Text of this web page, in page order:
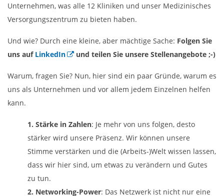
Unternehmen, was alle 12 Kliniken und unser Medizinisches
Versorgungszentrum zu bieten haben.
Und wie? Durch eine kleine, aber mächtige Sache: Folgen Sie
uns auf LinkedIn und teilen Sie unsere Stellenangebote ;-)
Warum, fragen Sie? Nun, hier sind ein paar Gründe, warum es
uns als Unternehmen und vor allem jedem Einzelnen helfen
kann.
1. Stärke in Zahlen: Je mehr von uns folgen, desto
stärker wird unsere Präsenz. Wir können unsere
Stimme verstärken und die (Arbeits-)Welt wissen lassen,
dass wir hier sind, um etwas zu verändern und Gutes
zu tun.
2. Networking-Power: Das Netzwerk ist nicht nur eine